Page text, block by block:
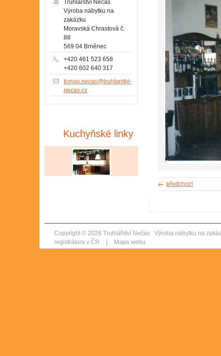
předchozí
Truhlářství Nečas
Výroba nábytku na
zakázku
Moravská Chrastová č.
88
569 04 Brněnec
+420 461 523 658
+420 602 640 317
tomas.necas@truhlarstvi-
necas.cz
Kuchyňské linky
Copyright © 2026 Truhlářství Nečas Výroba nábytku na
registrátora v ČR
| Mapa webu